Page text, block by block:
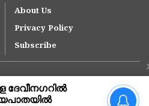
About Us
Privacy Policy
Subscribe
ചെമ്മനാട് ജമാഅത്ത് ഹയർ